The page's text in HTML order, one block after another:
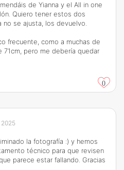
de Yianna y el All in one
Quiero tener estos dos
se ajusta, los devuelvo.
frecuente, como a muchas de
pero me debería quedar
0
2025
la fotografía :) y hemos
técnico para que revisen
parece estar fallando. Gracias